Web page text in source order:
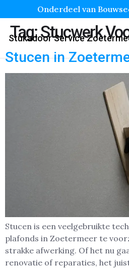
Onderdeel van
Stukadoor Service
Tag:Stucwerk
Stucen in
Stucen is een veelgebruikte
plafonds in Zoetermeer te
strakke afwerking. Of het nu
renovatie of reparaties, het